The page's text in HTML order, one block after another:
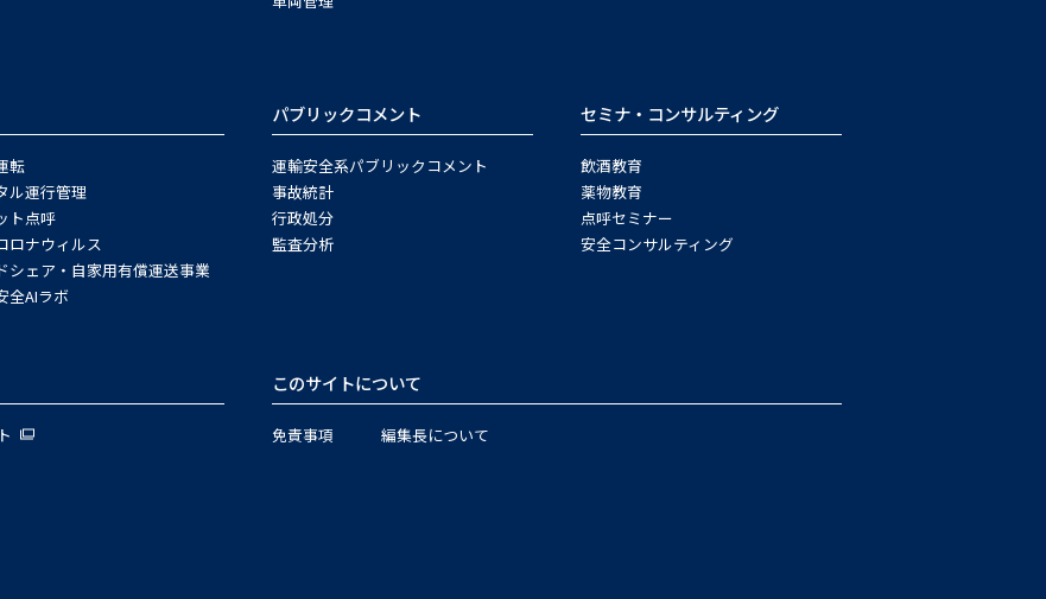
転
ル運行管理
ト点呼
ロナウィルス
シェア・自家用有償運送事業
全AIラボ
パブリックコメント
運輸安全系パブリックコメント
事故統計
行政処分
監査分析
セミナ・コンサルティング
飲酒教育
薬物教育
点呼セミナー
安全コンサルティング
このサイトについて
免責事項 編集長について